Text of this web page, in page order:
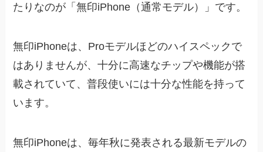
たりなのが「無印iPhone（通常モデル）」です。
無印iPhoneは、Proモデルほどのハイスペックで
はありませんが、十分に高速なチップや機能が搭
載されていて、普段使いには十分な性能を持って
います。
無印iPhoneは、毎年秋に発表される最新モデルの